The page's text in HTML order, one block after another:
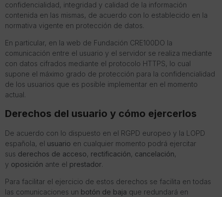
confidencialidad, integridad y calidad de la información
contenida en las mismas, de acuerdo con lo establecido en la
normativa vigente en protección de datos.
En particular, en la web de Fundación CRE100DO la
comunicación entre el usuario y el servidor se realiza mediante
con datos cifrados mediante el protocolo HTTPS, lo cual
supone el máximo grado de protección para la confidencialidad
de los usuarios que es posible implementar en el momento
actual.
Derechos del usuario y cómo ejercerlos
De acuerdo con lo dispuesto en el RGPD europeo y la LOPD
española, el usuario en cualquier momento podrá ejercitar
sus derechos de acceso, rectificación, cancelación,
y oposición ante el prestador.
Para facilitar el ejercicio de estos derechos se facilita en todas
las comunicaciones un botón de baja que redundará en